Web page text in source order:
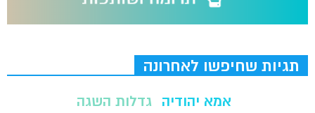
תגיות שחיפשו לאחרונה
אמא יהודיה גדלות השגה